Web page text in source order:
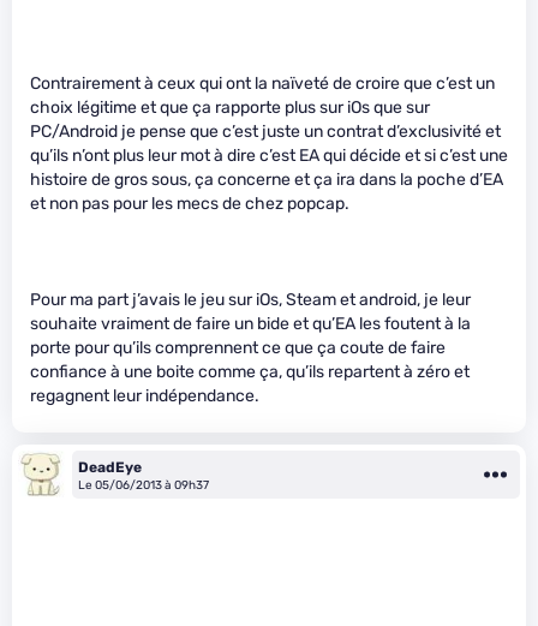
Contrairement à ceux qui ont la naïveté de croire que c’est un
choix légitime et que ça rapporte plus sur iOs que sur
PC/Android je pense que c’est juste un contrat d’exclusivité et
qu’ils n’ont plus leur mot à dire c’est EA qui décide et si c’est une
histoire de gros sous, ça concerne et ça ira dans la poche d’EA
et non pas pour les mecs de chez popcap.
Pour ma part j’avais le jeu sur iOs, Steam et android, je leur
souhaite vraiment de faire un bide et qu’EA les foutent à la
porte pour qu’ils comprennent ce que ça coute de faire
confiance à une boite comme ça, qu’ils repartent à zéro et
regagnent leur indépendance.
DeadEye
Le 05/06/2013 à 09h37